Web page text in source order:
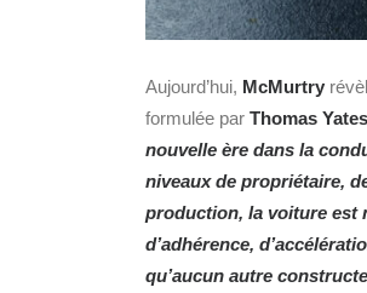
Aujourd’hui, McMurtry
formulée par Thomas Yates
nouvelle ère dans la
niveaux de propriétaire,
production, la voiture est
d’adhérence,
qu’aucun autre